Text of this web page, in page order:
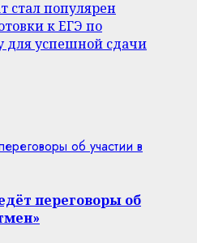
стал популярен
к ЕГЭ по
для успешной сдачи
об участии в
переговоры об